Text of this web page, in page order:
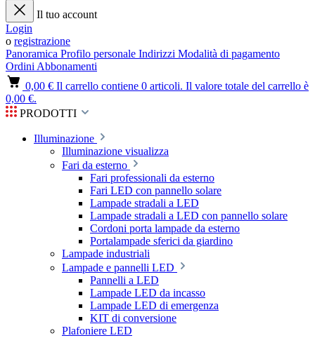
Il tuo account
Login
o registrazione
Panoramica Profilo personale Indirizzi Modalità di pagamento
Ordini Abbonamenti
0,00 € Il carrello contiene 0 articoli. Il valore totale del carrello è
0,00 €.
PRODOTTI
Illuminazione
Illuminazione visualizza
Fari da esterno
Fari professionali da esterno
Fari LED con pannello solare
Lampade stradali a LED
Lampade stradali a LED con pannello solare
Cordoni porta lampade da esterno
Portalampade sferici da giardino
Lampade industriali
Lampade e pannelli LED
Pannelli a LED
Lampade LED da incasso
Lampade LED di emergenza
KIT di conversione
Plafoniere LED